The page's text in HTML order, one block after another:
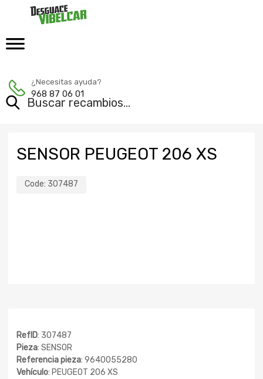
¿Necesitas ayuda?
968 87 06 01
SENSOR PEUGEOT 206 XS
Code: 307487
RefID: 307487
Pieza: SENSOR
Referencia pieza: 9640055280
Vehículo: PEUGEOT 206 XS